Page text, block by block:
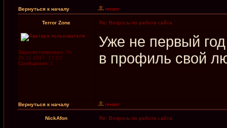
Вернуться к началу
Terror Zone Re: Вопросы по работе сайта
Зарегистрирован: Пн
20.11.2017, 17:03
Сообщения: 2
Уже не первый
в профиль свой
Вернуться к началу
NickAfon Re: Вопросы по работе сайта